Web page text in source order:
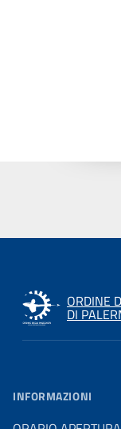
ORDINE
DI
INFORMAZIONI